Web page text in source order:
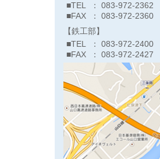
■TEL
： 083-972-2362
■FAX
： 083-972-2360
【鉄工部】
■TEL
： 083-972-2400
■FAX
： 083-972-2427